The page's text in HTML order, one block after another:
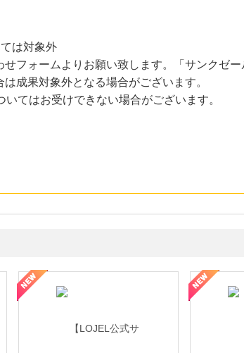
は対象外
フォームよりお願い致します。「サンクゼー
成果対象外となる場合がございます。
てはお受けできない場合がございます。
品・貴金属の無料査定